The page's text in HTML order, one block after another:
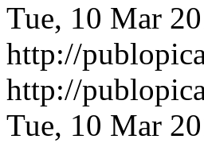
Tue, 10 Mar
http://
http://
Tue, 10 Mar